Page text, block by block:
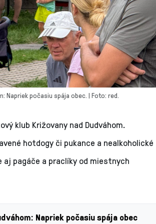
Napriek počasiu spája obec. | Foto: red.
klub Križovany nad Dudváhom.
hotdogy či pukance a nealkoholické
aj pagáče a praclíky od miestnych
Napriek počasiu spája obec